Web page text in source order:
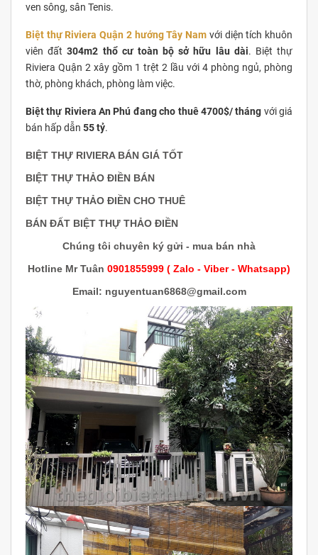
ven sông, sân Tenis.
Biệt thự Riviera Quận 2 hướng Tây Nam với diện tích khuôn
viên đất304m2 thổ cư toàn bộ sở hữu lâu dài. Biệt thự
Riviera Quận 2 xây gồm 1 trệt 2 lầu với 4 phòng ngủ, phòng
thờ, phòng khách, phòng làm việc.
Biệt thự Riviera An Phú đang cho thuê 4700$/ tháng với giá
bán hấp dẫn 55 tỷ.
BIỆT THỰ RIVIERA BÁN GIÁ TỐT
BIỆT THỰ THẢO ĐIỀN BÁN
BIỆT THỰ THẢO ĐIỀN CHO THUÊ
BÁN ĐẤT BIỆT THỰ THẢO ĐIỀN
Chúng tôi chuyên ký gửi - mua bán nhà
Hotline Mr Tuân 0901855999 ( Zalo - Viber - Whatsapp)
Email: nguyentuan6868@gmail.com